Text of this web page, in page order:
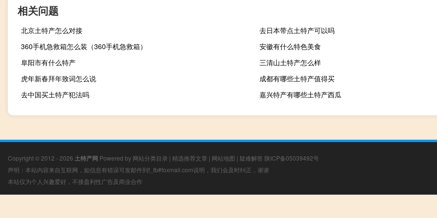
相关问题
北京土特产怎么对接
去日本带点土特产可以吗
360手机急救箱怎么装（360手机急救箱）
安徽有什么特色美食
阜阳市有什么特产
三清山土特产怎么样
虎年新春拜年致词怎么说
成都有哪些土特产值得买
去中国买土特产犯法吗
嘉兴特产有哪些土特产西瓜
Copyright © 2012 - 2026 土特产网 Powered by 网站分类目录 | 精选推荐文章 | 网站地图 | 疑难解答 陕ICP备05039492号
声明：本站内容来自互联网，如信息有错误可发邮件到f_fb#foxmail.com说明，我们会及时纠正，谢谢
本站仅为个人兴趣爱好，不接盈利性广告及商业合作